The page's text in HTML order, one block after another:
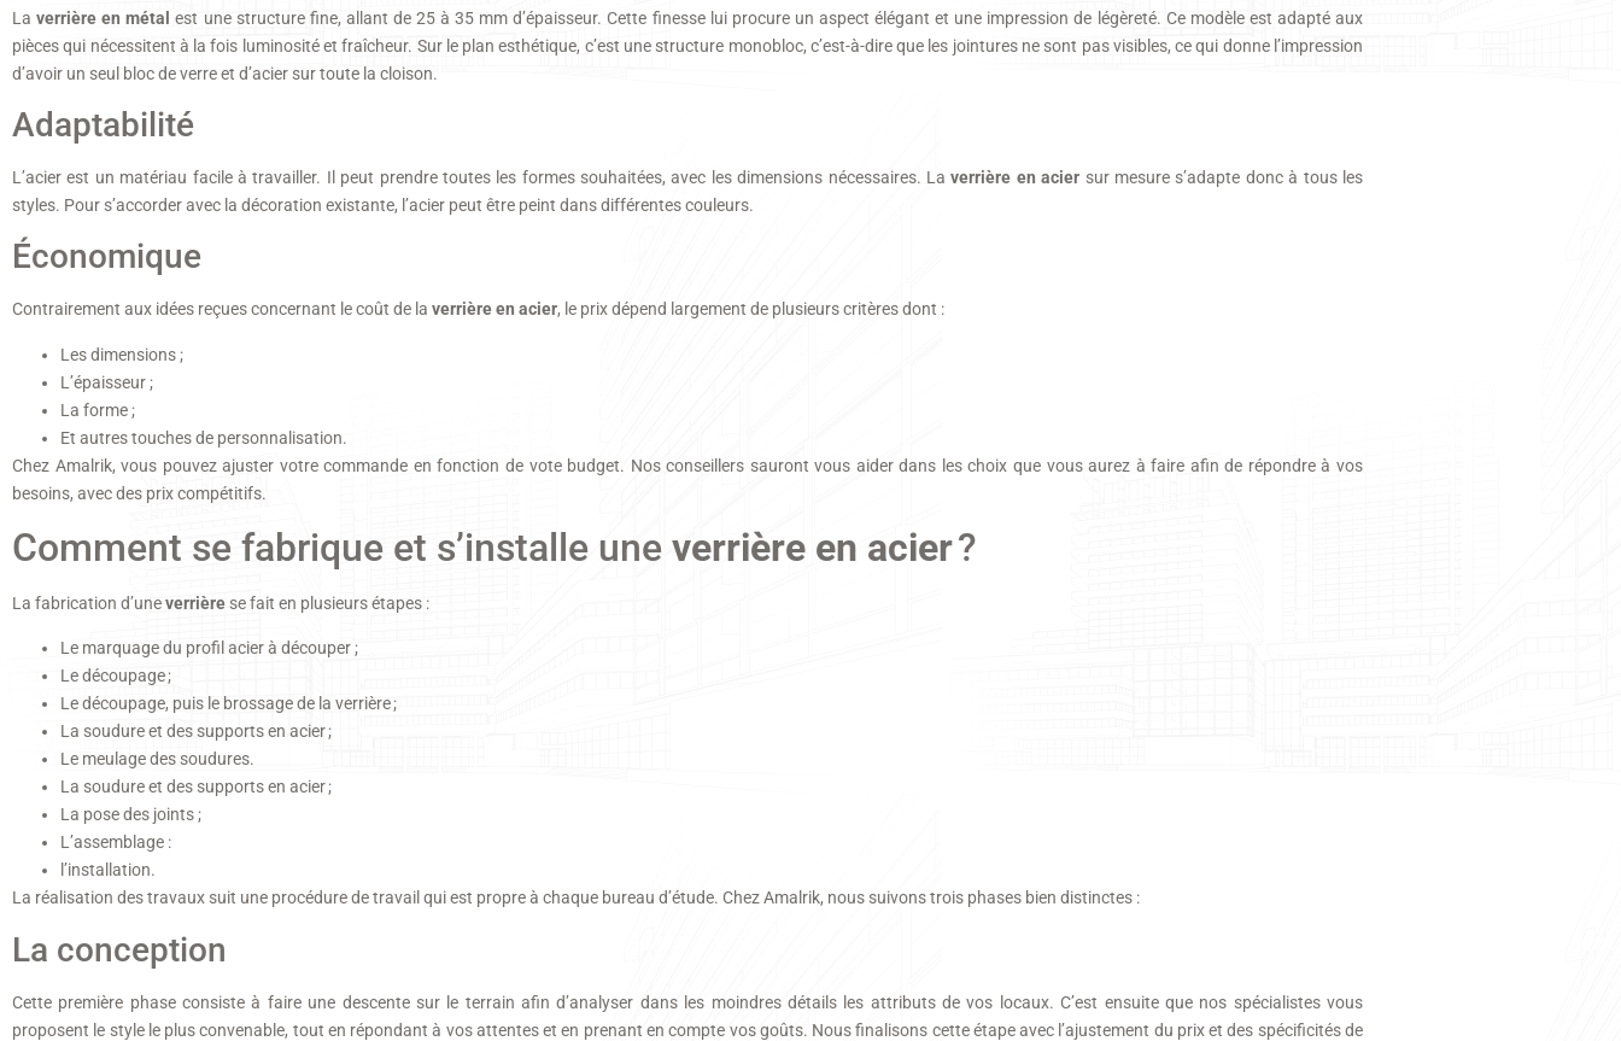
Laverrière en métal est une structure fine, allant de 25 à 35 mm d’épaisseur. Cette finesse lui procure un aspect élégant et une impression de légèreté. Ce modèle est adapté aux
pièces qui nécessitent à la fois luminosité et fraîcheur. Sur le plan esthétique, c’est une structure monobloc, c’est-à-dire que les jointures ne sont pas visibles, ce qui donne l’impression
d’avoir un seul bloc de verre et d’acier sur toute la cloison.
Adaptabilité
L’acier est un matériau facile à travailler. Il peut prendre toutes les formes souhaitées, avec les dimensions nécessaires. Laverrière en acier sur mesure s’adapte donc à tous les
styles. Pour s’accorder avec la décoration existante, l’acier peut être peint dans différentes couleurs.
Économique
Contrairement aux idées reçues concernant le coût de la verrière en acier, le prix dépend largement de plusieurs critères dont :
Les dimensions ;
L’épaisseur ;
La forme ;
Et autres touches de personnalisation.
Chez Amalrik, vous pouvez ajuster votre commande en fonction de vote budget. Nos conseillers sauront vous aider dans les choix que vous aurez à faire afin de répondre à vos
besoins, avec des prix compétitifs.
Comment se fabrique et s’installe une verrière en acier?
La fabrication d’uneverrièrese fait en plusieurs étapes :
Le marquage du profil acier à découper ;
Le découpage ;
Le découpage, puis le brossage de la verrière ;
La soudure et des supports en acier ;
Le meulage des soudures.
La soudure et des supports en acier ;
La pose des joints ;
L’assemblage :
l’installation.
La réalisation des travaux suit une procédure de travail qui est propre à chaque bureau d’étude. Chez Amalrik, nous suivons trois phases bien distinctes :
La conception
Cette première phase consiste à faire une descente sur le terrain afin d’analyser dans les moindres détails les attributs de vos locaux. C’est ensuite que nos spécialistes vous
proposent le style le plus convenable, tout en répondant à vos attentes et en prenant en compte vos goûts. Nous finalisons cette étape avec l’ajustement du prix et des spécificités de